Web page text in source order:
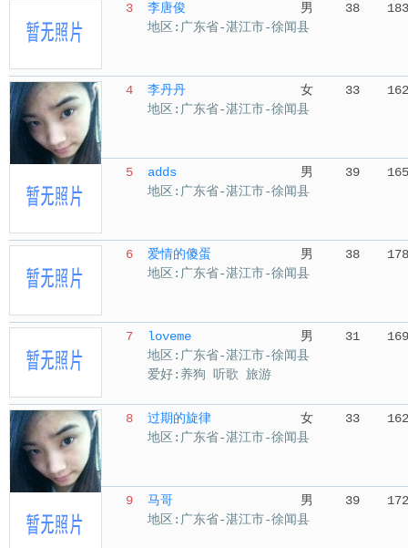
3 李唐俊 男 38
183
地区:广东省-湛江市-徐闻县
4 李丹丹 女 33
162
地区:广东省-湛江市-徐闻县
5 adds 男 39
165
地区:广东省-湛江市-徐闻县
6 爱情的傻蛋 男 38
178
地区:广东省-湛江市-徐闻县
7 loveme 男 31
169
地区:广东省-湛江市-徐闻县
爱好:养狗 听歌 旅游
8 过期的旋律 女 33
162
地区:广东省-湛江市-徐闻县
9 马哥 男 39
172
地区:广东省-湛江市-徐闻县